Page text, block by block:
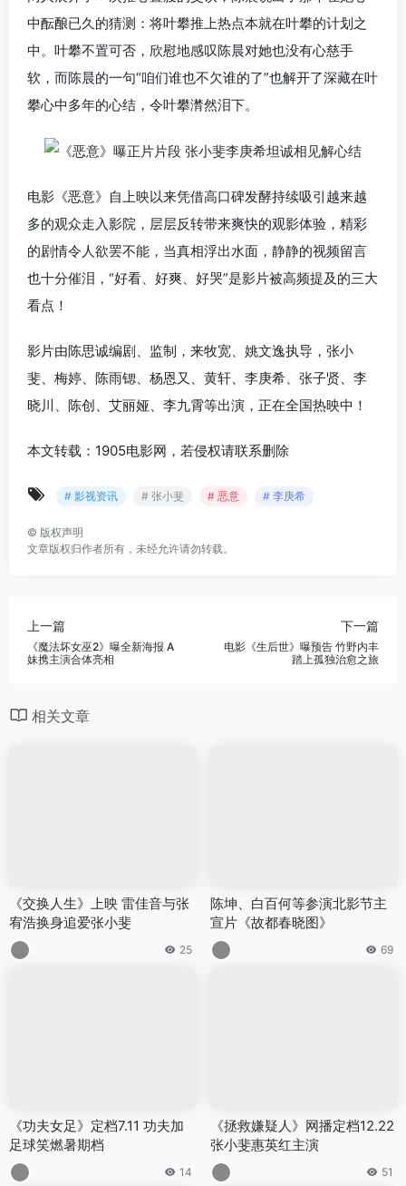
中酝酿已久的猜测：将叶攀推上热点本就在叶攀的计划之
中。叶攀不置可否，欣慰地感叹陈晨对她也没有心慈手
软，而陈晨的一句“咱们谁也不欠谁的了”也解开了深藏在叶
攀心中多年的心结，令叶攀潸然泪下。
电影《恶意》自上映以来凭借高口碑发酵持续吸引越来越
多的观众走入影院，层层反转带来爽快的观影体验，精彩
的剧情令人欲罢不能，当真相浮出水面，静静的视频留言
也十分催泪，“好看、好爽、好哭”是影片被高频提及的三大
看点！
影片由陈思诚编剧、监制，来牧宽、姚文逸执导，张小
斐、梅婷、陈雨锶、杨恩又、黄轩、李庚希、张子贤、李
晓川、陈创、艾丽娅、李九霄等出演，正在全国热映中！
本文转载：1905电影网，若侵权请联系删除
# 影视资讯 # 张小斐 # 恶意 # 李庚希
© 版权声明
文章版权归作者所有，未经允许请勿转载。
上一篇
《魔法坏女巫2》曝全新海报 A
妹携主演合体亮相
下一篇
电影《生后世》曝预告 竹野内丰
踏上孤独治愈之旅
相关文章
《交换人生》上映 雷佳音与张
宥浩换身追爱张小斐
25
陈坤、白百何等参演北影节主
宣片《故都春晓图》
69
《功夫女足》定档7.11 功夫加
足球笑燃暑期档
14
《拯救嫌疑人》网播定档12.22
张小斐惠英红主演
51